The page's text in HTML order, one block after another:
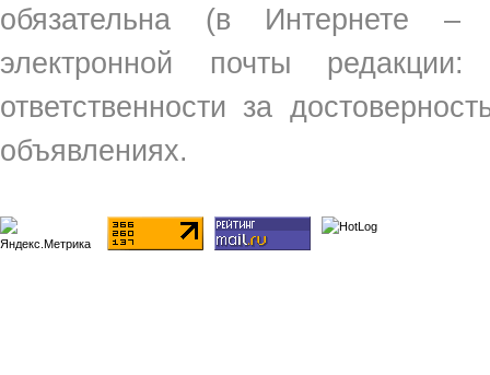
обязательна (в Интернете
электронной почты
ответственности за
объявлениях.